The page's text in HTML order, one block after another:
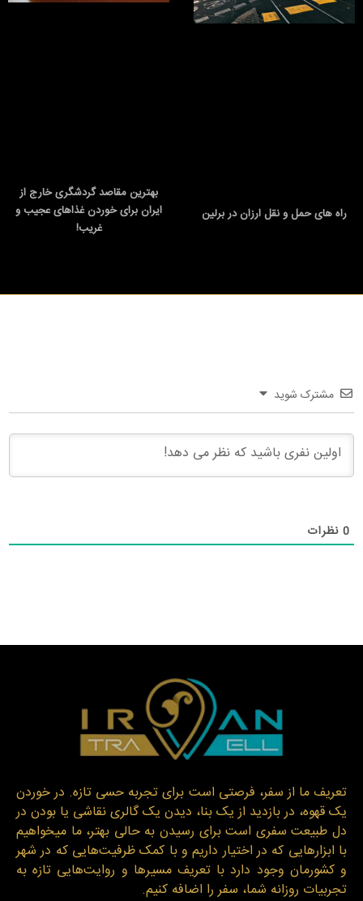
راه های حمل و نقل ارزان در برلین
بهترین مقاصد گردشگری خارج از
ایران برای خوردن غذاهای عجیب و
غریب!
مشترک شوید
0 نظرات
تعریف ما از سفر، فرصتی است برای تجربه حسی تازه. در خوردن
یک قهوه، در بازدید از یک بنا، دیدن یک گالری نقاشی یا بودن در
دل طبیعت سفری است برای رسیدن به حالی بهتر، ما میخواهیم
با ابزارهایی که در اختیار داریم و با کمک ظرفیت‌هایی که در شهر
و کشورمان وجود دارد با تعریف مسیرها و روایت‌هایی تازه به
تجربیات روزانه شما، سفر را اضافه کنیم.